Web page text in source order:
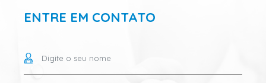
ENTRE EM CONTATO